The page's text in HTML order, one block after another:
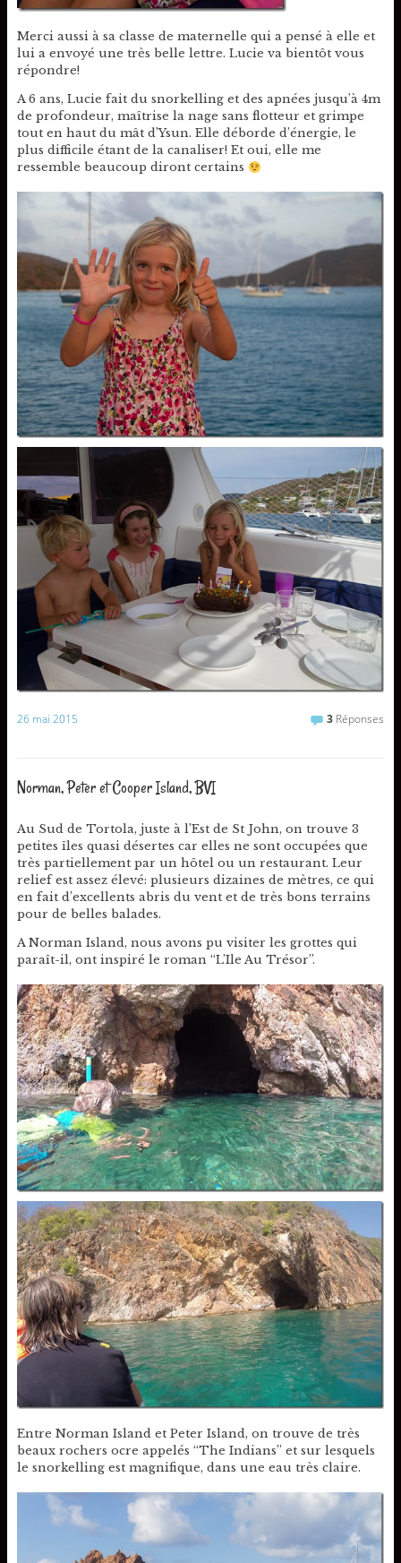
Merci aussi à sa classe de maternelle qui a pensé à elle et
lui a envoyé une très belle lettre. Lucie va bientôt vous
répondre!
A 6 ans, Lucie fait du snorkelling et des apnées jusqu’à 4m
de profondeur, maîtrise la nage sans flotteur et grimpe
tout en haut du mât d’Ysun. Elle déborde d’énergie, le
plus difficile étant de la canaliser! Et oui, elle me
ressemble beaucoup diront certains
26 mai 2015 3 Réponses
Norman, Peter et Cooper Island, BVI
Au Sud de Tortola, juste à l’Est de St John, on trouve 3
petites îles quasi désertes car elles ne sont occupées que
très partiellement par un hôtel ou un restaurant. Leur
relief est assez élevé: plusieurs dizaines de mètres, ce qui
en fait d’excellents abris du vent et de très bons terrains
pour de belles balades.
A Norman Island, nous avons pu visiter les grottes qui
paraît-il, ont inspiré le roman “L’Ile Au Trésor”.
Entre Norman Island et Peter Island, on trouve de très
beaux rochers ocre appelés “The Indians” et sur lesquels
le snorkelling est magnifique, dans une eau très claire.